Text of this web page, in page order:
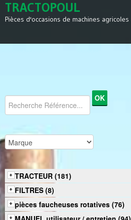
TRACTOPOUL
Pièces d'occasions de machines agricoles
TRACTEUR (181)
FILTRES (8)
pièces faucheuses rotatives (76)
DIVERS
SATISFACTIONS
CONTACT